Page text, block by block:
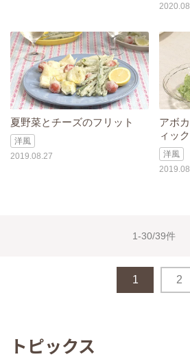
夏野菜とチーズのフリット
洋風
2019.08.27
アボ
ィック
洋風
1-30/39件
1 2
トピックス